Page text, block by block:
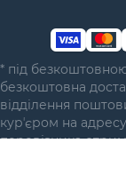
* під
безкоштовна
відділення
курʼєром на
перевізника